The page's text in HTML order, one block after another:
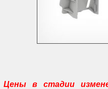
Цены в стадии